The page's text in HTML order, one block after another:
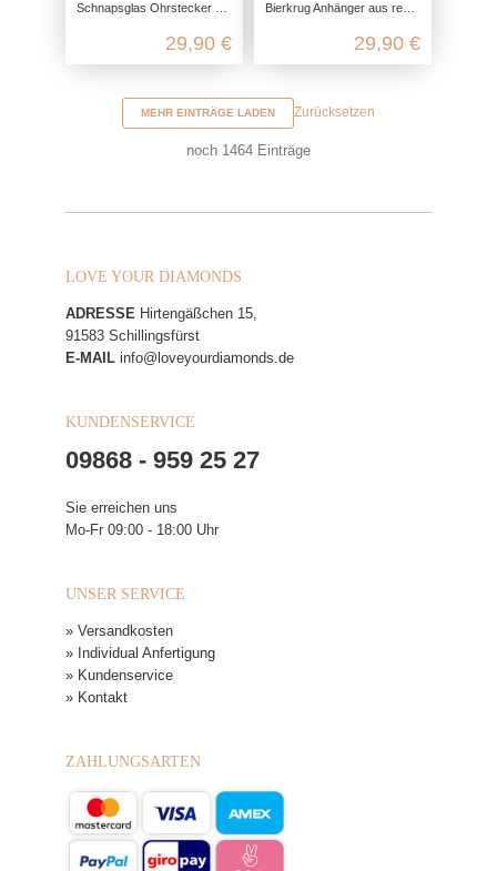
Schnapsglas Ohrstecker aus recyceltem 925 Sterling Silber
29,90 €
Bierkrug Anhänger aus recyceltem 925 Sterling Silber
29,90 €
MEHR EINTRÄGE LADEN Zurücksetzen
noch 1464 Einträge
LOVE YOUR DIAMONDS
ADRESSE Hirtengäßchen 15,
91583 Schillingsfürst
E-MAIL info@loveyourdiamonds.de
KUNDENSERVICE
09868 - 959 25 27
Sie erreichen uns
Mo-Fr 09:00 - 18:00 Uhr
UNSER SERVICE
» Versandkosten
» Individual Anfertigung
» Kundenservice
» Kontakt
ZAHLUNGSARTEN